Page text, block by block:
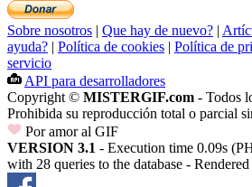
Sobre nosotros | Que hay de nuevo? |
ayuda? | Política de cookies | Política de
servicio
API para desarrolladores
Copyright © MISTERGIF.com - Todos
Prohibida su reproducción total o parcial
Por amor al GIF
VERSION 3.1 - Execution time 0.09s
with 28 queries to the database - Rendered